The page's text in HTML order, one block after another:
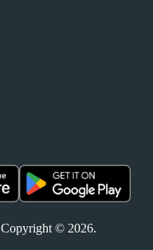
Copyright © 2026.